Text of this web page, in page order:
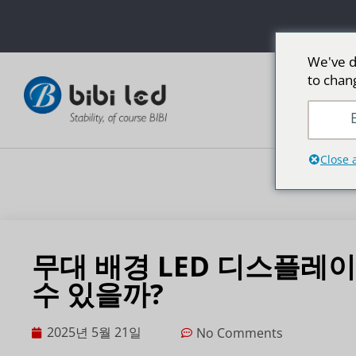
LED 광
무대 배경 LED 디스플레
수 있을까?
2025년 5월 21일 No Comments
We've
to
Close